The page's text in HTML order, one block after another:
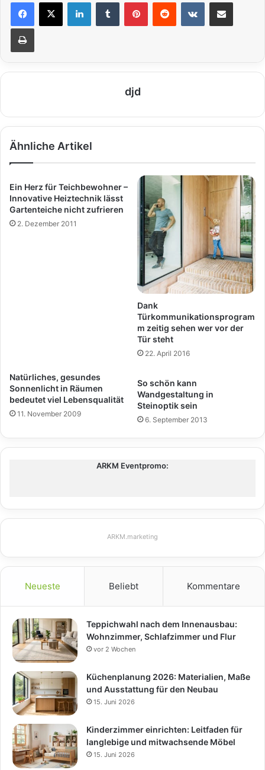
djd
Ähnliche Artikel
Ein Herz für Teichbewohner –
Innovative Heiztechnik lässt
Gartenteiche nicht zufrieren
2. Dezember 2011
Dank
Türkommunikationsprogram
m zeitig sehen wer vor der
Tür steht
22. April 2016
Natürliches, gesundes
Sonnenlicht in Räumen
bedeutet viel Lebensqualität
11. November 2009
So schön kann
Wandgestaltung in
Steinoptik sein
6. September 2013
ARKM Eventpromo:
ARKM.marketing
Neueste Beliebt Kommentare
Teppichwahl nach dem Innenausbau:
Wohnzimmer, Schlafzimmer und Flur
vor 2 Wochen
Küchenplanung 2026: Materialien, Maße
und Ausstattung für den Neubau
15. Juni 2026
Kinderzimmer einrichten: Leitfaden für
langlebige und mitwachsende Möbel
15. Juni 2026